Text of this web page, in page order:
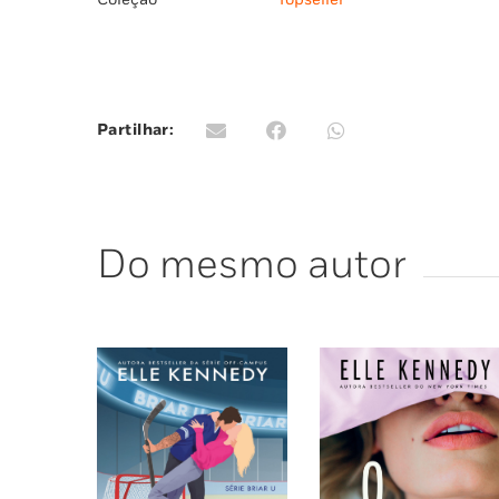
Partilhar:
Do mesmo autor